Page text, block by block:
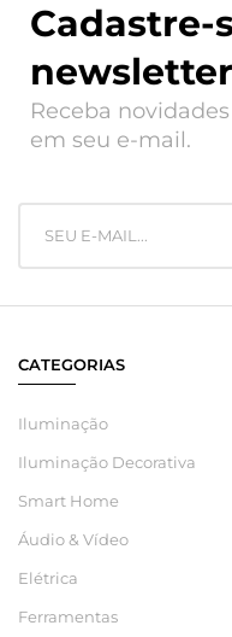
Cadastre-
Receba
em seu e-mail.
CATEGORIAS
Iluminação
Iluminação Decorativa
Smart Home
Áudio & Vídeo
Elétrica
Ferramentas